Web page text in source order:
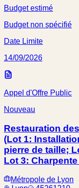
Budget estimé
Budget non spécifié
Date Limite
14/09/2026
Appel d'Offre Public
Nouveau
Restauration
(Lot 1:
pierre de taille;
Lot 3:
Métropole de Lyon